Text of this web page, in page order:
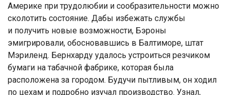
Америке при трудолюбии и сообразительности можно
сколотить состояние. Дабы избежать службы
и получить новые возможности, Бэроны
эмигрировали, обосновавшись в Балтиморе, штат
Мэриленд. Бернхарду удалось устроиться резчиком
бумаги на табачной фабрике, которая была
расположена за городом. Будучи пытливым, он ходил
по цехам и подробно изучал производство. Узнал,